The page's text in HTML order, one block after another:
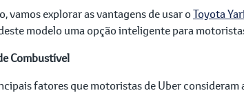
vamos explorar as vantagens de usar oToyota
modelo uma opção inteligente para
Combustível
fatores que motoristas de Uber